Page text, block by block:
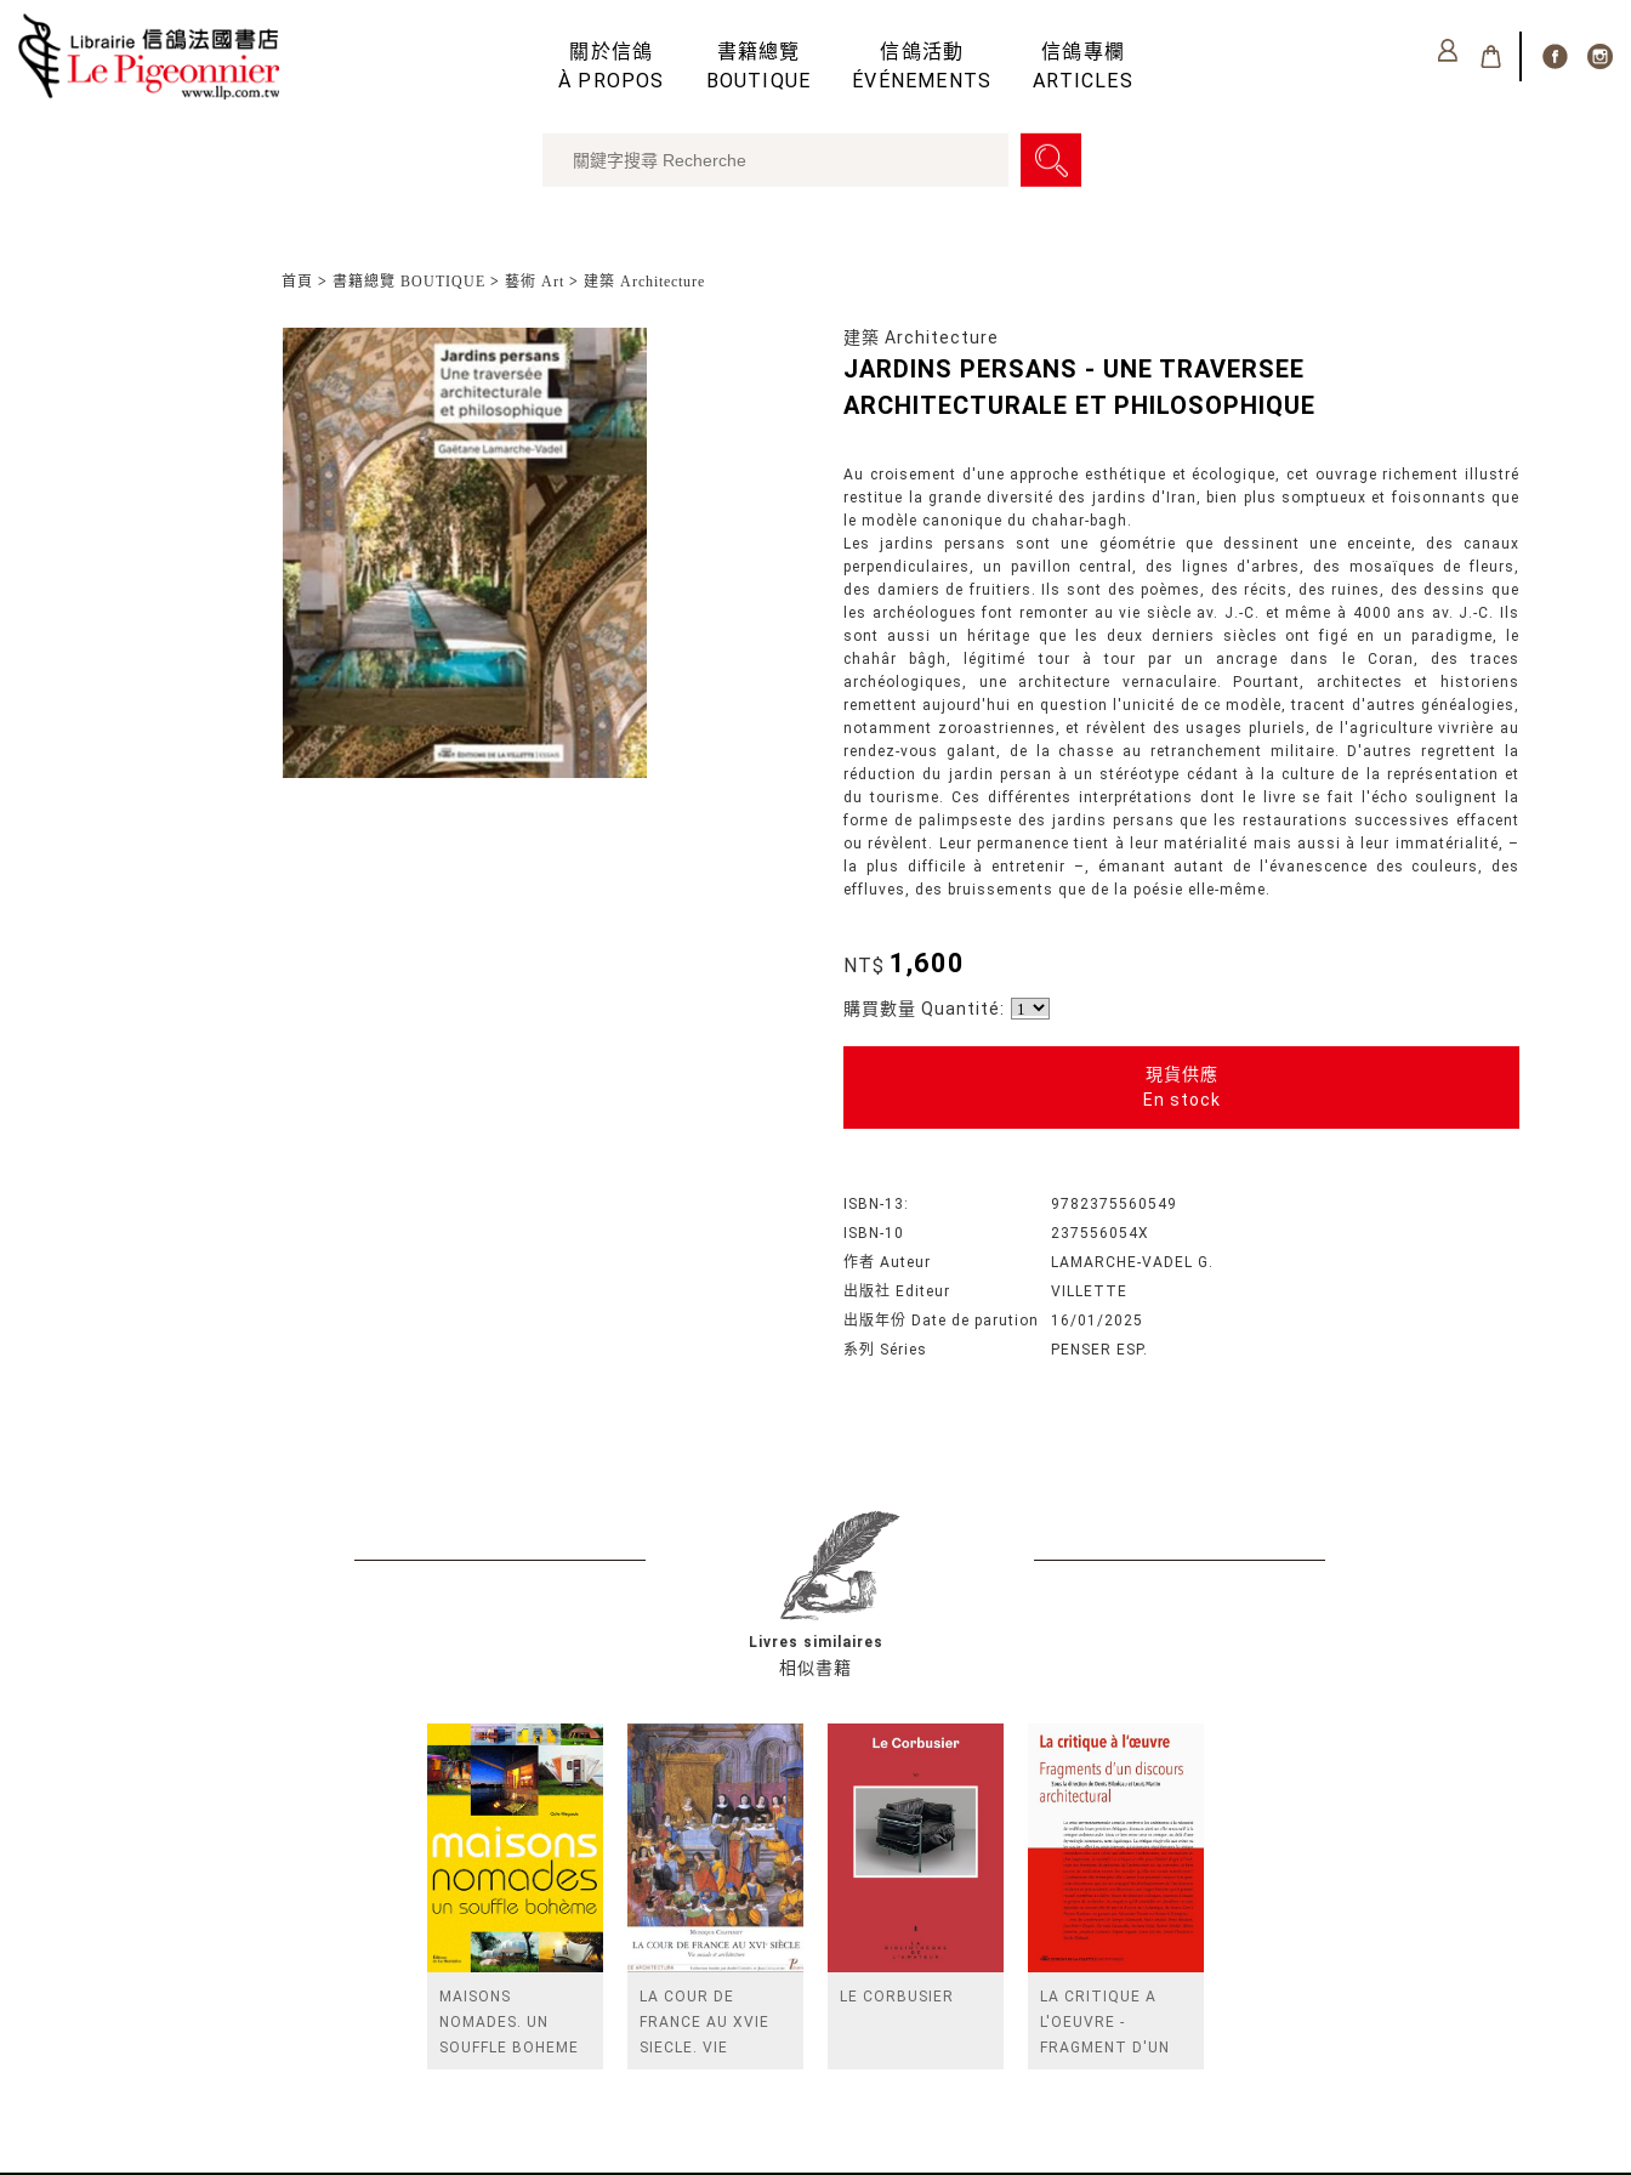
關於信鴿
À PROPOS
書籍總覽
BOUTIQUE
信鴿活動
ÉVÉNEMENTS
信鴿專欄
ARTICLES
首頁 > 書籍總覽 BOUTIQUE > 藝術 Art > 建築 Architecture
建築 Architecture
JARDINS PERSANS - UNE TRAVERSEE
ARCHITECTURALE ET PHILOSOPHIQUE
Au croisement d'une approche esthétique et écologique, cet ouvrage richement illustré
restitue la grande diversité des jardins d'Iran, bien plus somptueux et foisonnants que
le modèle canonique du chahar-bagh.
Les jardins persans sont une géométrie que dessinent une enceinte, des canaux
perpendiculaires, un pavillon central, des lignes d'arbres, des mosaïques de fleurs,
des damiers de fruitiers. Ils sont des poèmes, des récits, des ruines, des dessins que
les archéologues font remonter au vie siècle av. J.-C. et même à 4000 ans av. J.-C. Ils
sont aussi un héritage que les deux derniers siècles ont figé en un paradigme, le
chahâr bâgh, légitimé tour à tour par un ancrage dans le Coran, des traces
archéologiques, une architecture vernaculaire. Pourtant, architectes et historiens
remettent aujourd'hui en question l'unicité de ce modèle, tracent d'autres généalogies,
notamment zoroastriennes, et révèlent des usages pluriels, de l'agriculture vivrière au
rendez-vous galant, de la chasse au retranchement militaire. D'autres regrettent la
réduction du jardin persan à un stéréotype cédant à la culture de la représentation et
du tourisme. Ces différentes interprétations dont le livre se fait l'écho soulignent la
forme de palimpseste des jardins persans que les restaurations successives effacent
ou révèlent. Leur permanence tient à leur matérialité mais aussi à leur immatérialité, –
la plus difficile à entretenir –, émanant autant de l'évanescence des couleurs, des
effluves, des bruissements que de la poésie elle-même.
NT$ 1,600
購買數量 Quantité:
現貨供應
En stock
ISBN-13:
9782375560549
ISBN-10
237556054X
作者 Auteur
LAMARCHE-VADEL G.
出版社 Editeur
VILLETTE
出版年份 Date de parution
16/01/2025
系列 Séries
PENSER ESP.
相似書籍
Livres similaires
MAISONS
NOMADES. UN
SOUFFLE BOHEME
LA COUR DE
FRANCE AU XVIE
SIECLE. VIE
LE CORBUSIER
LA CRITIQUE A
L'OEUVRE -
FRAGMENT D'UN